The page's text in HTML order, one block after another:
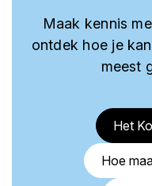
Maak kennis
ontdek hoe je
meest
Het
Hoe